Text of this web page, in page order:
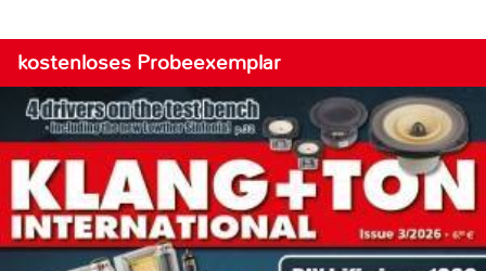
kostenloses Probeexemplar